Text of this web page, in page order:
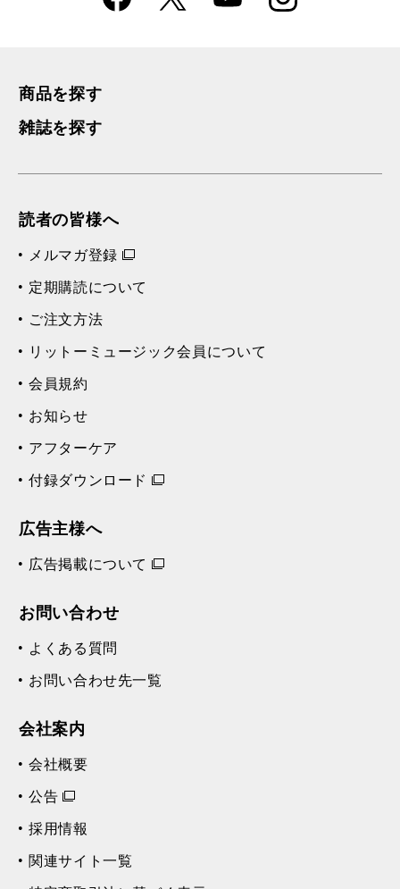
k
m
商品を探す
雑誌を探す
読者の皆様へ
メルマガ登録
定期購読について
ご注文方法
リットーミュージック会員について
会員規約
お知らせ
アフターケア
付録ダウンロード
広告主様へ
広告掲載について
お問い合わせ
よくある質問
お問い合わせ先一覧
会社案内
会社概要
公告
採用情報
関連サイト一覧